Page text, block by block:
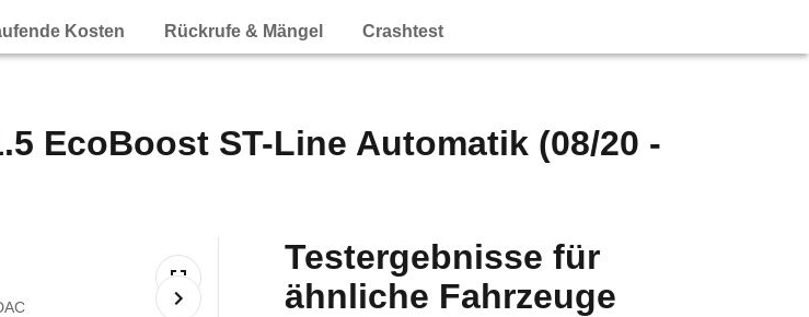
Kosten Rückrufe & Mängel Crashtest
EcoBoost ST-Line Automatik (08/20 -
Testergebnisse für
ähnliche Fahrzeuge